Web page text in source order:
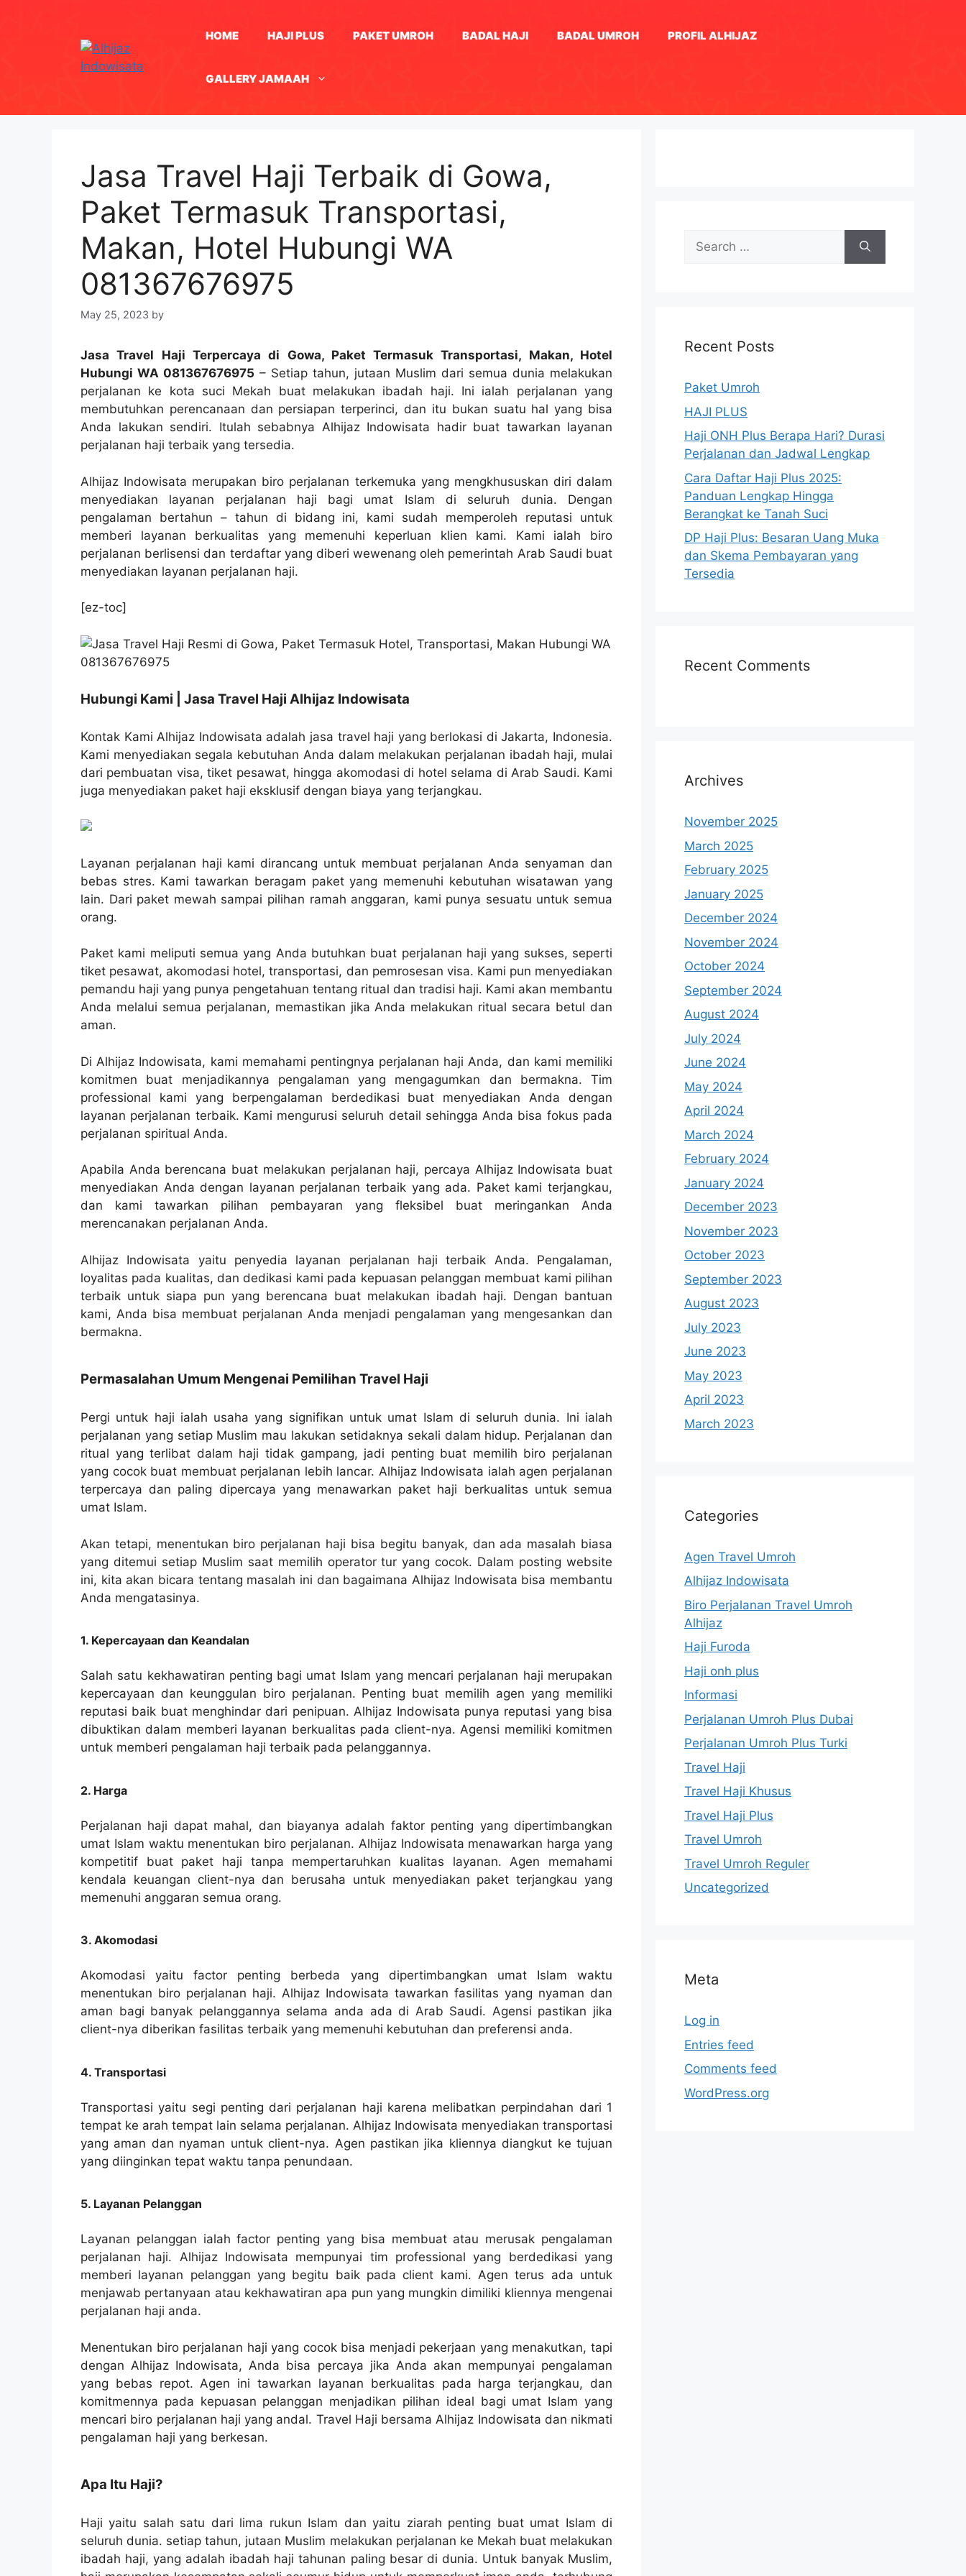
HOME HAJI PLUS PAKET UMROH BADAL HAJI BADAL UMROH PROFIL ALHIJAZ
GALLERY JAMAAH
Jasa Travel Haji Terbaik di Gowa,
Paket Termasuk Transportasi,
Makan, Hotel Hubungi WA
081367676975
May 25, 2023 by
Jasa Travel Haji Terpercaya di Gowa, Paket Termasuk Transportasi, Makan, Hotel
Hubungi WA 081367676975 – Setiap tahun, jutaan Muslim dari semua dunia melakukan
perjalanan ke kota suci Mekah buat melakukan ibadah haji. Ini ialah perjalanan yang
membutuhkan perencanaan dan persiapan terperinci, dan itu bukan suatu hal yang bisa
Anda lakukan sendiri. Itulah sebabnya Alhijaz Indowisata hadir buat tawarkan layanan
perjalanan haji terbaik yang tersedia.
Alhijaz Indowisata merupakan biro perjalanan terkemuka yang mengkhususkan diri dalam
menyediakan layanan perjalanan haji bagi umat Islam di seluruh dunia. Dengan
pengalaman bertahun – tahun di bidang ini, kami sudah memperoleh reputasi untuk
memberi layanan berkualitas yang memenuhi keperluan klien kami. Kami ialah biro
perjalanan berlisensi dan terdaftar yang diberi wewenang oleh pemerintah Arab Saudi buat
menyediakan layanan perjalanan haji.
[ez-toc]
Hubungi Kami | Jasa Travel Haji Alhijaz Indowisata
Kontak Kami Alhijaz Indowisata adalah jasa travel haji yang berlokasi di Jakarta, Indonesia.
Kami menyediakan segala kebutuhan Anda dalam melakukan perjalanan ibadah haji, mulai
dari pembuatan visa, tiket pesawat, hingga akomodasi di hotel selama di Arab Saudi. Kami
juga menyediakan paket haji eksklusif dengan biaya yang terjangkau.
Layanan perjalanan haji kami dirancang untuk membuat perjalanan Anda senyaman dan
bebas stres. Kami tawarkan beragam paket yang memenuhi kebutuhan wisatawan yang
lain. Dari paket mewah sampai pilihan ramah anggaran, kami punya sesuatu untuk semua
orang.
Paket kami meliputi semua yang Anda butuhkan buat perjalanan haji yang sukses, seperti
tiket pesawat, akomodasi hotel, transportasi, dan pemrosesan visa. Kami pun menyediakan
pemandu haji yang punya pengetahuan tentang ritual dan tradisi haji. Kami akan membantu
Anda melalui semua perjalanan, memastikan jika Anda melakukan ritual secara betul dan
aman.
Di Alhijaz Indowisata, kami memahami pentingnya perjalanan haji Anda, dan kami memiliki
komitmen buat menjadikannya pengalaman yang mengagumkan dan bermakna. Tim
professional kami yang berpengalaman berdedikasi buat menyediakan Anda dengan
layanan perjalanan terbaik. Kami mengurusi seluruh detail sehingga Anda bisa fokus pada
perjalanan spiritual Anda.
Apabila Anda berencana buat melakukan perjalanan haji, percaya Alhijaz Indowisata buat
menyediakan Anda dengan layanan perjalanan terbaik yang ada. Paket kami terjangkau,
dan kami tawarkan pilihan pembayaran yang fleksibel buat meringankan Anda
merencanakan perjalanan Anda.
Alhijaz Indowisata yaitu penyedia layanan perjalanan haji terbaik Anda. Pengalaman,
loyalitas pada kualitas, dan dedikasi kami pada kepuasan pelanggan membuat kami pilihan
terbaik untuk siapa pun yang berencana buat melakukan ibadah haji. Dengan bantuan
kami, Anda bisa membuat perjalanan Anda menjadi pengalaman yang mengesankan dan
bermakna.
Permasalahan Umum Mengenai Pemilihan Travel Haji
Pergi untuk haji ialah usaha yang signifikan untuk umat Islam di seluruh dunia. Ini ialah
perjalanan yang setiap Muslim mau lakukan setidaknya sekali dalam hidup. Perjalanan dan
ritual yang terlibat dalam haji tidak gampang, jadi penting buat memilih biro perjalanan
yang cocok buat membuat perjalanan lebih lancar. Alhijaz Indowisata ialah agen perjalanan
terpercaya dan paling dipercaya yang menawarkan paket haji berkualitas untuk semua
umat Islam.
Akan tetapi, menentukan biro perjalanan haji bisa begitu banyak, dan ada masalah biasa
yang ditemui setiap Muslim saat memilih operator tur yang cocok. Dalam posting website
ini, kita akan bicara tentang masalah ini dan bagaimana Alhijaz Indowisata bisa membantu
Anda mengatasinya.
1. Kepercayaan dan Keandalan
Salah satu kekhawatiran penting bagi umat Islam yang mencari perjalanan haji merupakan
kepercayaan dan keunggulan biro perjalanan. Penting buat memilih agen yang memiliki
reputasi baik buat menghindar dari penipuan. Alhijaz Indowisata punya reputasi yang bisa
dibuktikan dalam memberi layanan berkualitas pada client-nya. Agensi memiliki komitmen
untuk memberi pengalaman haji terbaik pada pelanggannya.
2. Harga
Perjalanan haji dapat mahal, dan biayanya adalah faktor penting yang dipertimbangkan
umat Islam waktu menentukan biro perjalanan. Alhijaz Indowisata menawarkan harga yang
kompetitif buat paket haji tanpa mempertaruhkan kualitas layanan. Agen memahami
kendala keuangan client-nya dan berusaha untuk menyediakan paket terjangkau yang
memenuhi anggaran semua orang.
3. Akomodasi
Akomodasi yaitu factor penting berbeda yang dipertimbangkan umat Islam waktu
menentukan biro perjalanan haji. Alhijaz Indowisata tawarkan fasilitas yang nyaman dan
aman bagi banyak pelanggannya selama anda ada di Arab Saudi. Agensi pastikan jika
client-nya diberikan fasilitas terbaik yang memenuhi kebutuhan dan preferensi anda.
4. Transportasi
Transportasi yaitu segi penting dari perjalanan haji karena melibatkan perpindahan dari 1
tempat ke arah tempat lain selama perjalanan. Alhijaz Indowisata menyediakan transportasi
yang aman dan nyaman untuk client-nya. Agen pastikan jika kliennya diangkut ke tujuan
yang diinginkan tepat waktu tanpa penundaan.
5. Layanan Pelanggan
Layanan pelanggan ialah factor penting yang bisa membuat atau merusak pengalaman
perjalanan haji. Alhijaz Indowisata mempunyai tim professional yang berdedikasi yang
memberi layanan pelanggan yang begitu baik pada client kami. Agen terus ada untuk
menjawab pertanyaan atau kekhawatiran apa pun yang mungkin dimiliki kliennya mengenai
perjalanan haji anda.
Menentukan biro perjalanan haji yang cocok bisa menjadi pekerjaan yang menakutkan, tapi
dengan Alhijaz Indowisata, Anda bisa percaya jika Anda akan mempunyai pengalaman
yang bebas repot. Agen ini tawarkan layanan berkualitas pada harga terjangkau, dan
komitmennya pada kepuasan pelanggan menjadikan pilihan ideal bagi umat Islam yang
mencari biro perjalanan haji yang andal. Travel Haji bersama Alhijaz Indowisata dan nikmati
pengalaman haji yang berkesan.
Apa Itu Haji?
Haji yaitu salah satu dari lima rukun Islam dan yaitu ziarah penting buat umat Islam di
seluruh dunia. setiap tahun, jutaan Muslim melakukan perjalanan ke Mekah buat melakukan
ibadah haji, yang adalah ibadah haji tahunan paling besar di dunia. Untuk banyak Muslim,
Search
for:
Recent Posts
Paket Umroh
HAJI PLUS
Haji ONH Plus Berapa Hari? Durasi
Perjalanan dan Jadwal Lengkap
Cara Daftar Haji Plus 2025:
Panduan Lengkap Hingga
Berangkat ke Tanah Suci
DP Haji Plus: Besaran Uang Muka
dan Skema Pembayaran yang
Tersedia
Recent Comments
Archives
November 2025
March 2025
February 2025
January 2025
December 2024
November 2024
October 2024
September 2024
August 2024
July 2024
June 2024
May 2024
April 2024
March 2024
February 2024
January 2024
December 2023
November 2023
October 2023
September 2023
August 2023
July 2023
June 2023
May 2023
April 2023
March 2023
Categories
Agen Travel Umroh
Alhijaz Indowisata
Biro Perjalanan Travel Umroh
Alhijaz
Haji Furoda
Haji onh plus
Informasi
Perjalanan Umroh Plus Dubai
Perjalanan Umroh Plus Turki
Travel Haji
Travel Haji Khusus
Travel Haji Plus
Travel Umroh
Travel Umroh Reguler
Uncategorized
Meta
Log in
Entries feed
Comments feed
WordPress.org